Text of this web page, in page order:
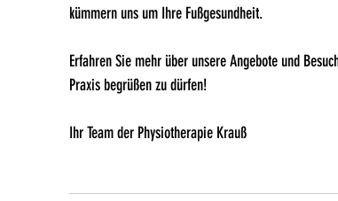
kümmern uns um Ihre Fußgesundheit.
Erfahren Sie mehr über unsere Angebote und
Praxis begrüßen zu dürfen!
Ihr Team der Physiotherapie Krauß